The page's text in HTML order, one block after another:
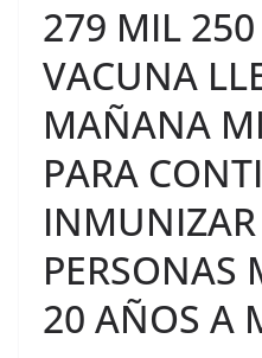
279 MIL 250
VACUNA
MAÑANA
PARA
PERSONAS
20 AÑOS A